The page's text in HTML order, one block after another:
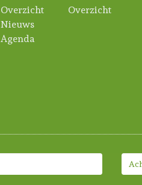
Overzicht
Nieuws
Agenda
Overzicht